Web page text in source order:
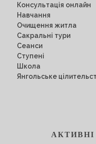
Консультація онлайн
Навчання
Очищення житла
Сакральні тури
Сеанси
Ступені
Школа
Янгольське